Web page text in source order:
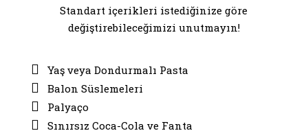
Standart içerikleri istediğinize göre
değiştirebileceğimizi unutmayın!
Yaş veya Dondurmalı Pasta
Balon Süslemeleri
Palyaço
Sınırsız Coca-Cola ve Fanta